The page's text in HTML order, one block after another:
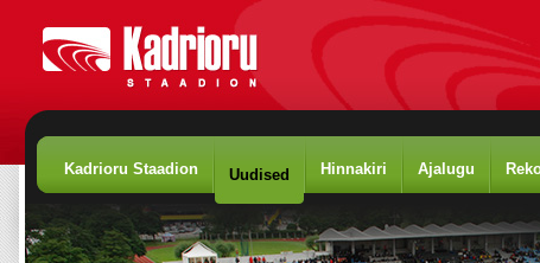
Kadrioru Staadion Uudised Hinnakiri Ajalugu